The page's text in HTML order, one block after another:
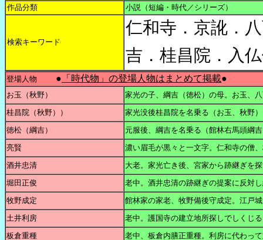
作品分類 小説（短編・時代／シリーズ）
検索キーワード
仁和寺．京訛．
吉．桂昌院．入
登場人物 ● 「時代物」の登場人物はまとめて掲載●
お玉（秋野）
家光の子、綱吉（徳松）の母。お玉、
桂昌院（秋野））
家光没後桂昌院を名乗る（お玉、秋野
徳松（綱吉）
元服後、綱吉を名乗る（館林右馬頭綱
亮賢
濃い眉毛が黒々と一文字。仁和寺の僧
酒井忠清
大老。家光亡き後、宮家から跡継ぎを
堀田正俊
老中。酒井忠清の跡継ぎの提案に反対
牧野成定
館林家の家老、牧野備後守成定。江戸
土井利房
老中。護国寺の建立地所探しでしくじ
板倉重種
老中、板倉内膳正重種。利房に代わっ